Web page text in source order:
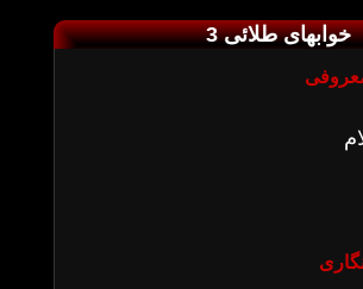
خوابهای طلائی 3